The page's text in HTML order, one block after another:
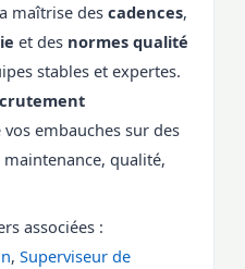
maîtrise des cadences,
et des normes qualité
stables et expertes.
vos embauches sur des
qualité,
associées :
, Superviseur de